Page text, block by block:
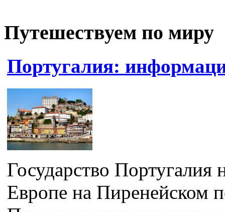
Путешествуем по миру
Португалия:
Государство Португалия
Европе на Пиренейском